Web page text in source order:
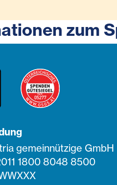
zum
gemeinnützige GmbH
1800 8048 8500